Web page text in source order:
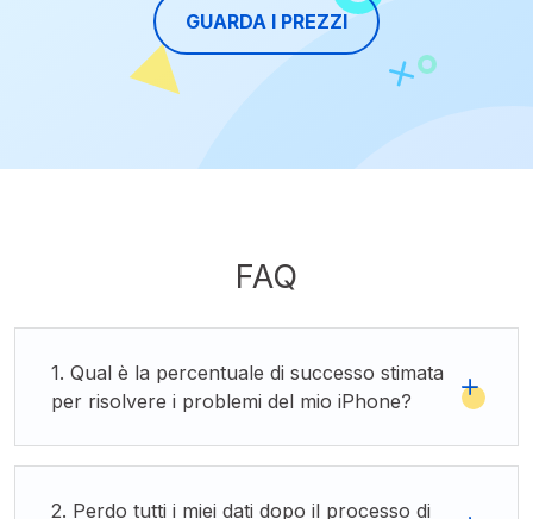
GUARDA I PREZZI
FAQ
1. Qual è la percentuale di successo stimata
per risolvere i problemi del mio iPhone?
2. Perdo tutti i miei dati dopo il processo di